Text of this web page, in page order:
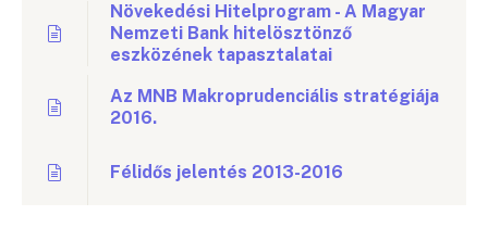
Növekedési Hitelprogram - A Magyar
Nemzeti Bank hitelösztönző
eszközének tapasztalatai
Az MNB Makroprudenciális stratégiája
2016.
Félidős jelentés 2013-2016